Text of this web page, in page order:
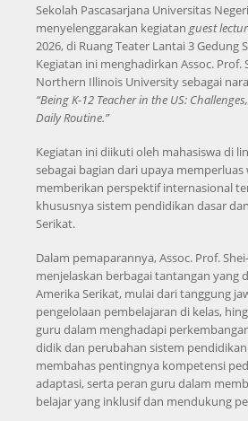
Sekolah Pascasarjana Universitas
menyelenggarakan kegiatan guest
2026, di Ruang Teater Lantai 3 Gedung
Kegiatan ini menghadirkan Assoc. Prof.
Northern Illinois University sebagai
“Being K-12 Teacher in the US:
Daily Routine.”
Kegiatan ini diikuti oleh mahasiswa di
sebagai bagian dari upaya
memberikan perspektif internasional
khususnya sistem pendidikan dasar
Serikat.
Dalam pemaparannya, Assoc. Prof.
menjelaskan berbagai tantangan yang
Amerika Serikat, mulai dari tanggung
pengelolaan pembelajaran di kelas,
guru dalam menghadapi
didik dan perubahan sistem
membahas pentingnya kompetensi
adaptasi, serta peran guru dalam
belajar yang inklusif dan mendukung